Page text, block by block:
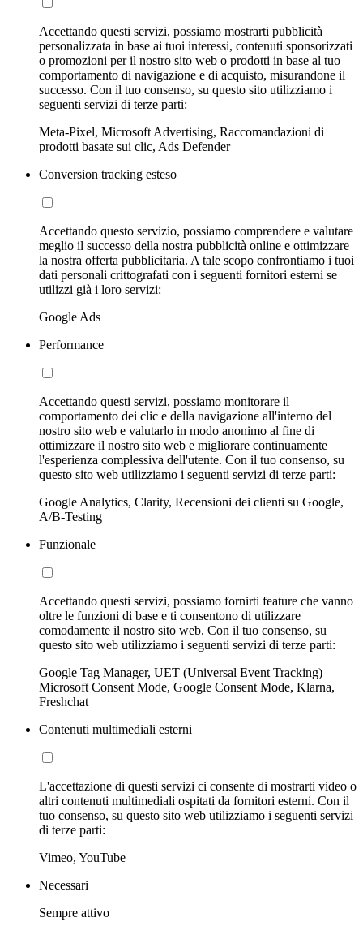
Accettando questi servizi, possiamo mostrarti pubblicità
personalizzata in base ai tuoi interessi, contenuti sponsorizzati
o promozioni per il nostro sito web o prodotti in base al tuo
comportamento di navigazione e di acquisto, misurandone il
successo. Con il tuo consenso, su questo sito utilizziamo i
seguenti servizi di terze parti:
Meta-Pixel, Microsoft Advertising, Raccomandazioni di
prodotti basate sui clic, Ads Defender
Conversion tracking esteso
Accettando questo servizio, possiamo comprendere e valutare
meglio il successo della nostra pubblicità online e ottimizzare
la nostra offerta pubblicitaria. A tale scopo confrontiamo i tuoi
dati personali crittografati con i seguenti fornitori esterni se
utilizzi già i loro servizi:
Google Ads
Performance
Accettando questi servizi, possiamo monitorare il
comportamento dei clic e della navigazione all'interno del
nostro sito web e valutarlo in modo anonimo al fine di
ottimizzare il nostro sito web e migliorare continuamente
l'esperienza complessiva dell'utente. Con il tuo consenso, su
questo sito web utilizziamo i seguenti servizi di terze parti:
Google Analytics, Clarity, Recensioni dei clienti su Google,
A/B-Testing
Funzionale
Accettando questi servizi, possiamo fornirti feature che vanno
oltre le funzioni di base e ti consentono di utilizzare
comodamente il nostro sito web. Con il tuo consenso, su
questo sito web utilizziamo i seguenti servizi di terze parti:
Google Tag Manager, UET (Universal Event Tracking)
Microsoft Consent Mode, Google Consent Mode, Klarna,
Freshchat
Contenuti multimediali esterni
L'accettazione di questi servizi ci consente di mostrarti video o
altri contenuti multimediali ospitati da fornitori esterni. Con il
tuo consenso, su questo sito web utilizziamo i seguenti servizi
di terze parti:
Vimeo, YouTube
Necessari
Sempre attivo